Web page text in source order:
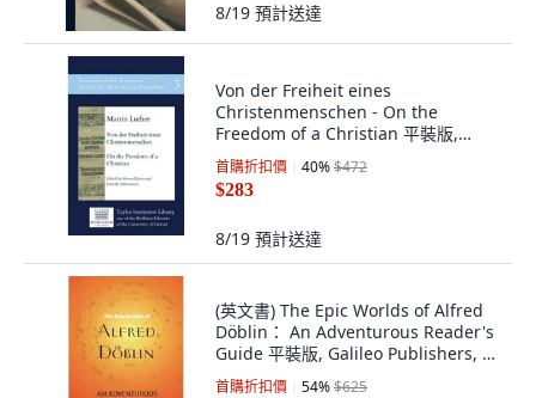
8/19 預計送達
Von der Freiheit eines
Christenmenschen - On the
Freedom of a Christian 平裝版,
Taylor Institution Library, 英文
首購折扣價 40%$472
$283
8/19 預計送達
(英文書) The Epic Worlds of Alfred
Döblin： An Adventurous Reader's
Guide 平裝版, Galileo Publishers, 英
文
首購折扣價 54%$625